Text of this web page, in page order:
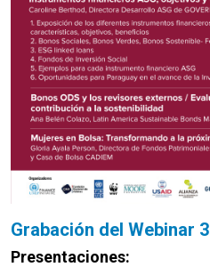
Grabación del Webinar 3
Presentaciones: